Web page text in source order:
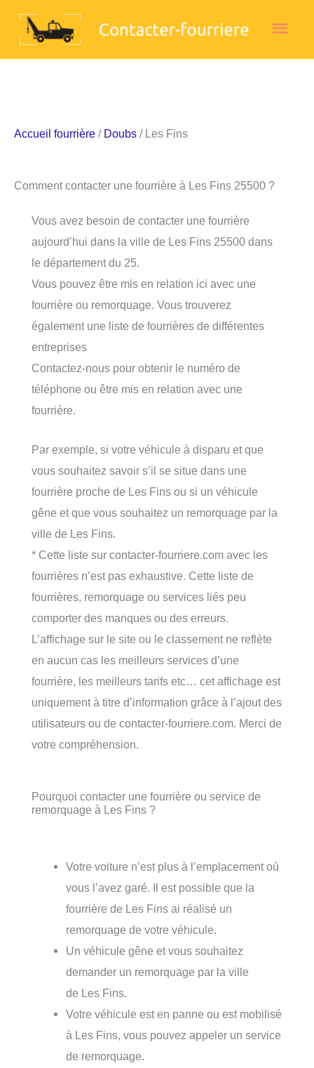
Accueil fourrière / Doubs / Les Fins
Comment contacter une fourrière à Les Fins 25500 ?
Vous avez besoin de contacter une fourrière
aujourd’hui dans la ville de Les Fins 25500 dans
le département du 25.
Vous pouvez être mis en relation ici avec une
fourrière ou remorquage. Vous trouverez
également une liste de fourrières de différentes
entreprises
Contactez-nous pour obtenir le numéro de
téléphone ou être mis en relation avec une
fourrière.
Par exemple, si votre véhicule à disparu et que
vous souhaitez savoir s’il se situe dans une
fourrière proche de Les Fins ou si un véhicule
gêne et que vous souhaitez un remorquage par la
ville de Les Fins.
* Cette liste sur contacter-fourriere.com avec les
fourrières n’est pas exhaustive. Cette liste de
fourrières, remorquage ou services liés peu
comporter des manques ou des erreurs.
L’affichage sur le site ou le classement ne reflète
en aucun cas les meilleurs services d’une
fourrière, les meilleurs tarifs etc… cet affichage est
uniquement à titre d’information grâce à l’ajout des
utilisateurs ou de contacter-fourriere.com. Merci de
votre compréhension.
Pourquoi contacter une fourrière ou service de
remorquage à Les Fins ?
Votre voiture n’est plus à l’emplacement où
vous l’avez garé. Il est possible que la
fourrière de Les Fins ai réalisé un
remorquage de votre véhicule.
Un véhicule gêne et vous souhaitez
demander un remorquage par la ville
de Les Fins.
Votre véhicule est en panne ou est mobilisé
à Les Fins, vous pouvez appeler un service
de remorquage.